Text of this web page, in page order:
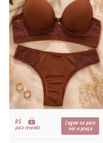
R$
para revenda
Logue-se para
ver o preço